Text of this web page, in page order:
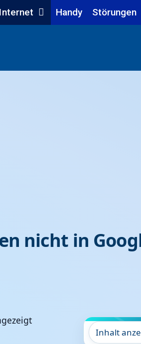
Internet Handy Störungen
nicht in
Inhalt